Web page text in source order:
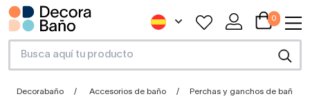
0
Decorabaño Accesorios de baño Perchas y ganchos de baño